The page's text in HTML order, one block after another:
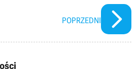
POPRZEDNI